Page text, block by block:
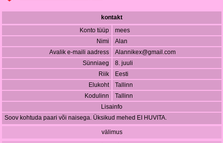
kontakt
Konto tüüp
mees
Nimi
Alan
Avalik e-maili aadress
Alannikex@gmail.com
Sünniaeg
8. juuli
Riik
Eesti
Elukoht
Tallinn
Kodulinn
Tallinn
Lisainfo
Soov kohtuda paari või naisega. Üksikud mehed EI HUVITA.
välimus